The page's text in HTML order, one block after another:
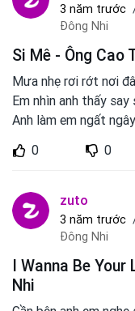
3 năm trước
Đông Nhi
Si Mê - Ông Cao
Mưa nhẹ rơi rớt nơi
Em nhìn anh thấy say
Anh làm em ngất
0
0
zuto
3 năm trước
Đông Nhi
I Wanna Be
Nhi